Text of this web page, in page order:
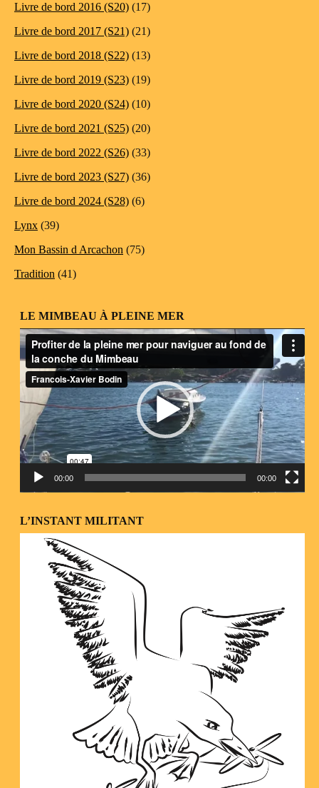
Livre de bord 2016 (S20) (17)
Livre de bord 2017 (S21) (21)
Livre de bord 2018 (S22) (13)
Livre de bord 2019 (S23) (19)
Livre de bord 2020 (S24) (10)
Livre de bord 2021 (S25) (20)
Livre de bord 2022 (S26) (33)
Livre de bord 2023 (S27) (36)
Livre de bord 2024 (S28) (6)
Lynx (39)
Mon Bassin d Arcachon (75)
Tradition (41)
LE MIMBEAU À PLEINE MER
Lecteur
vidéo
00:00 00:00
L’INSTANT MILITANT